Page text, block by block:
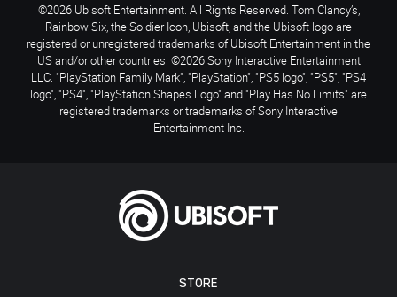
STORE
©2026 Ubisoft Entertainment. All Rights Reserved. Tom Clancy’s,
Rainbow Six, the Soldier Icon, Ubisoft, and the Ubisoft logo are
registered or unregistered trademarks of Ubisoft Entertainment in the
US and/or other countries. ©2026 Sony Interactive Entertainment
LLC. "PlayStation Family Mark", "PlayStation", "PS5 logo", "PS5", "PS4
logo", "PS4", "PlayStation Shapes Logo" and "Play Has No Limits" are
registered trademarks or trademarks of Sony Interactive
Entertainment Inc.